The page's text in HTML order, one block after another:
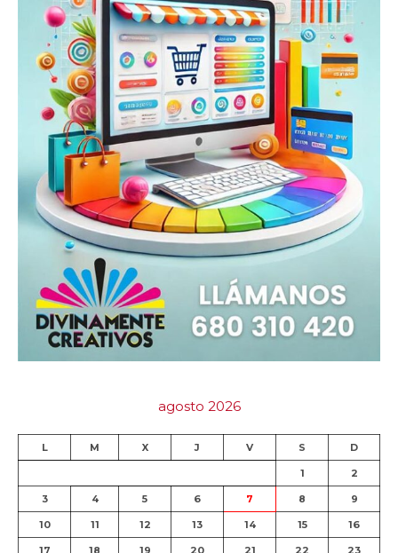
agosto 2026
L M X J V S D
1 2
3 4 5 6 7 8 9
10 11 12 13 14 15 16
17 18 19 20 21 22 23